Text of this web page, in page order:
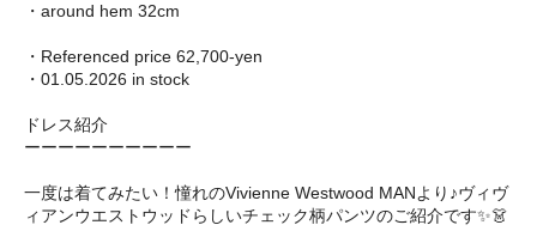
・around hem 32cm
・Referenced price 62,700-yen
・01.05.2026 in stock
ドレス紹介
ーーーーーーーーーー
一度は着てみたい！憧れのVivienne Westwood MANより♪ヴィヴ
ィアンウエストウッドらしいチェック柄パンツのご紹介です✨👗